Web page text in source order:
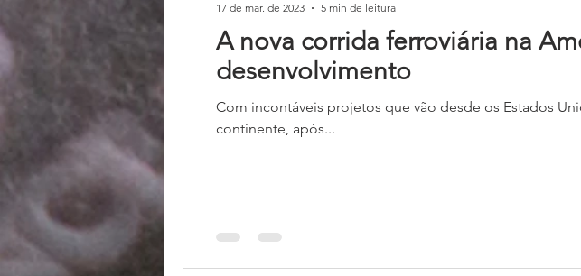
A nova corrida ferroviária na
desenvolvimento
Com incontáveis projetos que vão desde os Estados Unidos a Argentina, as ferrovias voltaram a suscitar
continente, após...
17 de mar. de 2023
5 min de leitura